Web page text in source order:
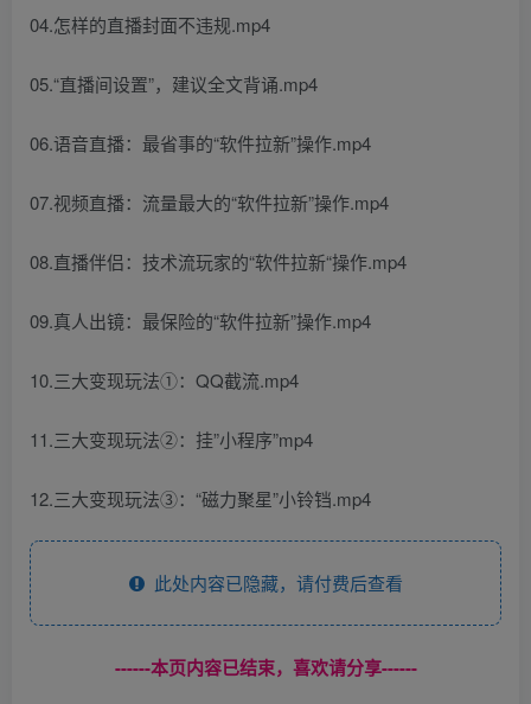
04.怎样的直播封面不违规.mp4
05.“直播间设置”，建议全文背诵.mp4
06.语音直播：最省事的“软件拉新”操作.mp4
07.视频直播：流量最大的“软件拉新”操作.mp4
08.直播伴侣：技术流玩家的“软件拉新“操作.mp4
09.真人出镜：最保险的“软件拉新”操作.mp4
10.三大变现玩法①：QQ截流.mp4
11.三大变现玩法②：挂”小程序”mp4
12.三大变现玩法③：“磁力聚星”小铃铛.mp4
此处内容已隐藏，请付费后查看
------本页内容已结束，喜欢请分享------